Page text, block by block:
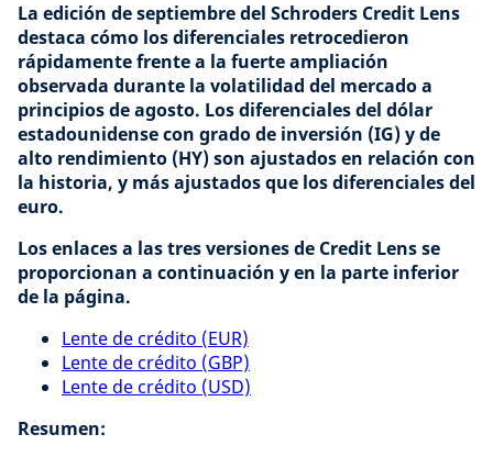
La edición de septiembre del Schroders Credit Lens
destaca cómo los diferenciales retrocedieron
rápidamente frente a la fuerte ampliación
observada durante la volatilidad del mercado a
principios de agosto. Los diferenciales del dólar
estadounidense con grado de inversión (IG) y de
alto rendimiento (HY) son ajustados en relación con
la historia, y más ajustados que los diferenciales del
euro.
Los enlaces a las tres versiones de Credit Lens se
proporcionan a continuación y en la parte inferior
de la página.
Lente de crédito (EUR)
Lente de crédito (GBP)
Lente de crédito (USD)
Resumen: